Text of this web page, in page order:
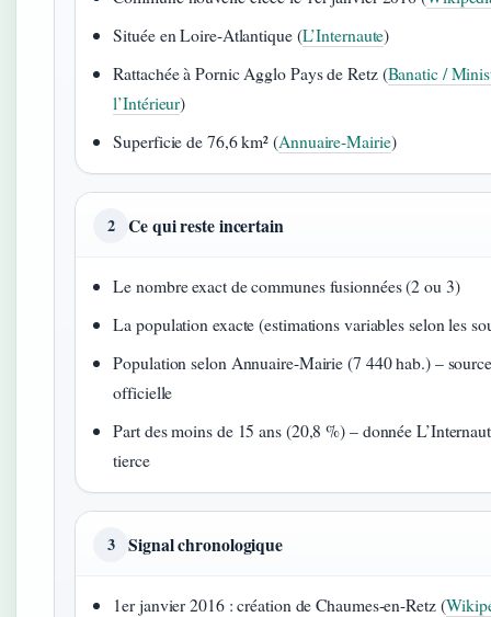
Située en Loire-Atlantique (L’Internaute)
Rattachée à Pornic Agglo Pays de Retz (Banatic /
l’Intérieur)
Superficie de 76,6 km² (Annuaire-Mairie)
2 Ce qui reste incertain
Le nombre exact de communes fusionnées (2 ou 3)
La population exacte (estimations variables selon les
Population selon Annuaire-Mairie (7 440 hab.) –
officielle
Part des moins de 15 ans (20,8 %) – donnée
tierce
3 Signal chronologique
1er janvier 2016 : création de Chaumes-en-Retz (